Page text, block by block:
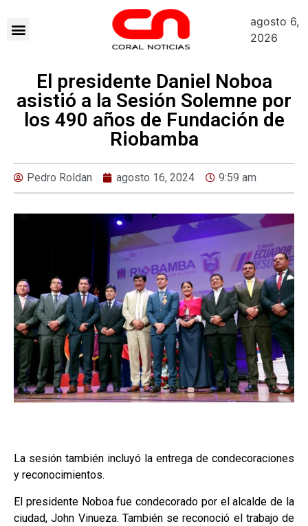
agosto 6,
2026
El presidente Daniel Noboa
asistió a la Sesión Solemne por
los 490 años de Fundación de
Riobamba
Pedro Roldan agosto 16, 2024 9:59 am
La sesión también incluyó la entrega de condecoraciones
y reconocimientos.
El presidente Noboa fue condecorado por el alcalde de la
ciudad, John Vinueza. También se reconoció el trabajo de